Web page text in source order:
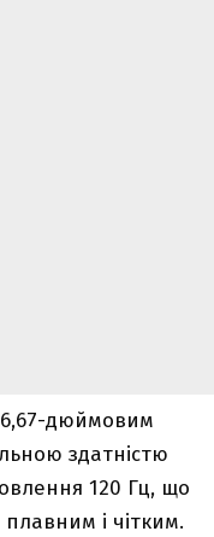
дюймовим
здатністю
120 Гц, що
і чітким.